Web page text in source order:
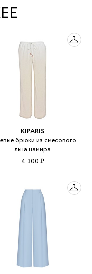
KIPARIS
брюки из смесового
льна намира
4 300 ₽